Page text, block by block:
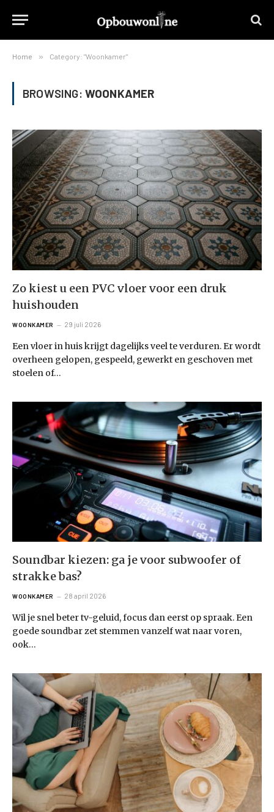
Home » Category: "Woonkamer"
BROWSING: WOONKAMER
Zo kiest u een PVC vloer voor een druk
huishouden
WOONKAMER 29 juli 2026
Een vloer in huis krijgt dagelijks veel te verduren. Er wordt
overheen gelopen, gespeeld, gewerkt en geschoven met
stoelen of…
Soundbar kiezen: ga je voor subwoofer of
strakke bas?
WOONKAMER 28 april 2026
Wil je snel beter tv-geluid, focus dan eerst op spraak. Een
goede soundbar zet stemmen vanzelf wat naar voren,
ook…